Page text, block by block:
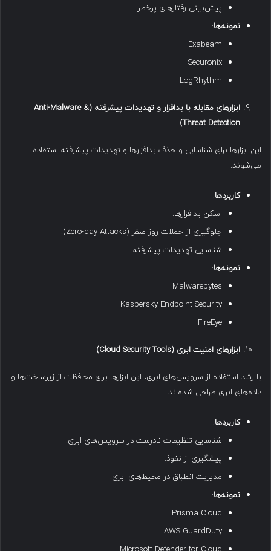
پیش‌بینی رفتارهای پرخطر.
نمونه‌ها:
Exabeam
Securonix
LogRhythm
ابزارهای مقابله با بدافزار و تهدیدات پیشرفته (Anti-Malware &
Threat Detection)
این ابزارها برای شناسایی و حذف بدافزارها و تهدیدات پیشرفته استفاده
می‌شوند.
کاربردها:
اسکن بدافزارها.
جلوگیری از حملات روز صفر (Zero-day Attacks).
شناسایی تهدیدات پیشرفته.
نمونه‌ها:
Malwarebytes
Kaspersky Endpoint Security
FireEye
ابزارهای امنیت ابری (Cloud Security Tools)
با رشد استفاده از سرویس‌های ابری، این ابزارها برای محافظت از زیرساخت‌ها و
داده‌های ابری طراحی شده‌اند.
کاربردها:
شناسایی تنظیمات نادرست در سرویس‌های ابری.
پیشگیری از نفوذ.
مدیریت انطباق در محیط‌های ابری.
نمونه‌ها:
Prisma Cloud
AWS GuardDuty